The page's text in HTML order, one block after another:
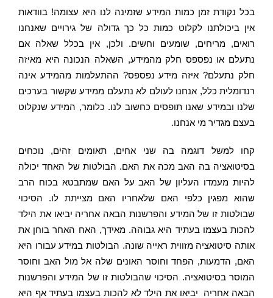
בכל נקודת זמן כמות המידע שזמינה לנו היא עצומה! בוודאות
אין ביכולתנו לקלוט כמות כל כך גדולה של גירויים שאנחנו
רואים, מריחים, שומעים וחשים. ולכן, אין בכלל שאלה אם
נתעלם או נפספס חלק מהמידע, השאלה הנכונה היא מאיזה
חלק נתעלם? איזה מידע נפספס? ההתעלמות מהמידע אינה
רנדומלית כלל, אנחנו לעולם לא נתעלם ממידע שקשור בערכים
שלנו ובמידע שאנו תופסים כחשוב לנו. כלומר, המידע שנקלוט
בעצם מגדיר מי אנחנו.
קחו למשל דוגמה בה שני אחים, תאומים זהים, נוכחים
בסיטואציה בה האב מכה את האם. הבולטות של האחד יכולה
להיות מעמדו העליון של האב על האם שמתבטא בכוח הרב
שהוא מפגין כלפי האם שלאחריו האם מצייתת לו. הסיכוי
שבולטות זו של המידע והפרשנות הבאה אחריה יביאו את הילד
להכות בעצמו בעתיד היא גבוהה. מאידך, האח האחר בוחן את
אותה סיטואציה מזווית ראייה שונה. הבולטות במידע עבורו היא
האם, הדמעות, הפחד וחוסר האונים שלה אל מול האב וחוסר
המוסר בסיטואציה. הסיכוי שהבולטות זו של המידע והפרשנות
הבאה אחריה יביאו את הילדלא להכות בעצמו בעתיד אף היא